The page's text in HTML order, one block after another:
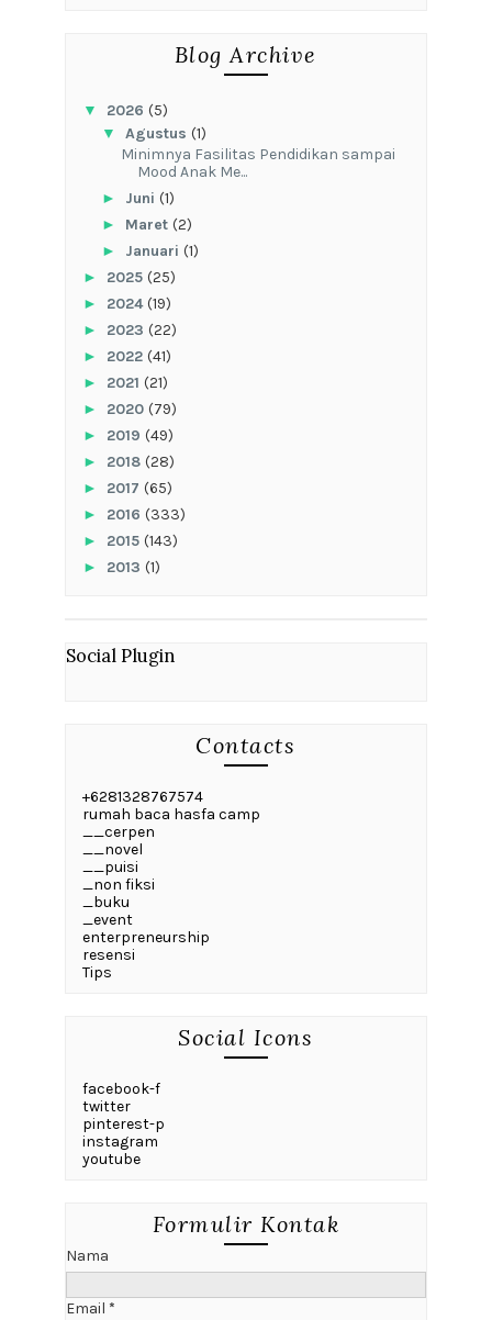
Blog Archive
▼ 2026 (5)
▼ Agustus (1)
‎Minimnya Fasilitas Pendidikan sampai
Mood Anak Me...
► Juni (1)
► Maret (2)
► Januari (1)
► 2025 (25)
► 2024(19)
► 2023 (22)
► 2022 (41)
► 2021 (21)
► 2020 (79)
► 2019 (49)
► 2018 (28)
► 2017 (65)
► 2016 (333)
► 2015 (143)
► 2013 (1)
Social Plugin
Contacts
+6281328767574
rumah baca hasfa camp
__cerpen
__novel
__puisi
_non fiksi
_buku
_event
enterpreneurship
resensi
Tips
Social Icons
facebook-f
twitter
pinterest-p
instagram
youtube
Formulir Kontak
Nama
Email *